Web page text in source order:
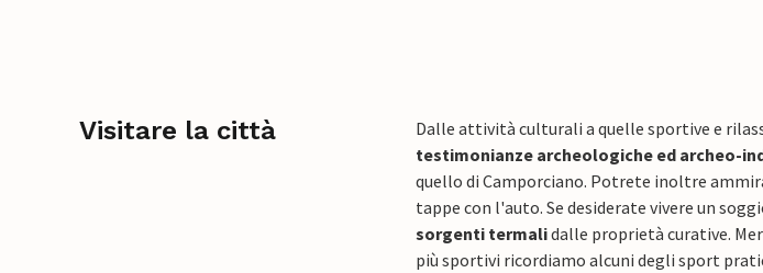
Visitare la città
Dalle attività culturali a quelle sportive e
testimonianze archeologiche ed archeo-
quello di Camporciano. Potrete inoltre
tappe con l'auto. Se desiderate vivere un
sorgenti termalidalle proprietà curative.
più sportivi ricordiamo alcuni degli sport